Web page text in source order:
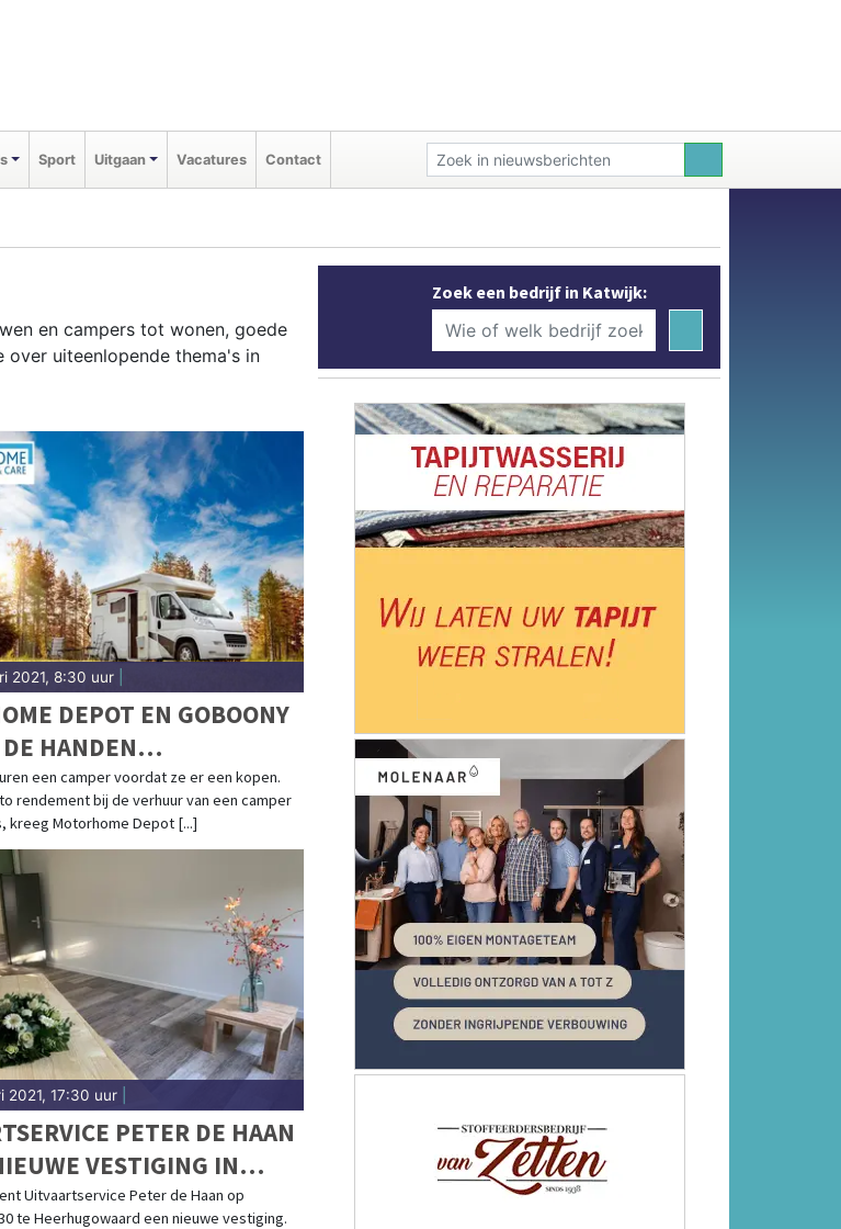
Sport Uitgaan Vacatures Contact
en campers tot wonen, goede
uiteenlopende thema's in
2021, 8:30 uur|
DEPOT EN GOBOONY
HANDEN
een camper voordat ze er een kopen.
rendement bij de verhuur van een camper
kreeg Motorhome Depot [...]
2021, 17:30 uur|
PETER DE HAAN
VESTIGING IN
KROON!
Uitvaartservice Peter de Haan op
te Heerhugowaard een nieuwe vestiging.
Zoek een bedrijf in Katwijk: